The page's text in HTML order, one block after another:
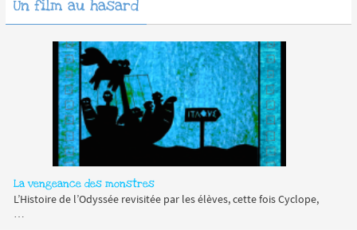
Un film au hasard
La vengeance des monstres
L’Histoire de l’Odyssée revisitée par les élèves, cette fois Cyclope,
…